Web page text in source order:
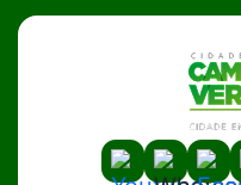
AcessarAcessar